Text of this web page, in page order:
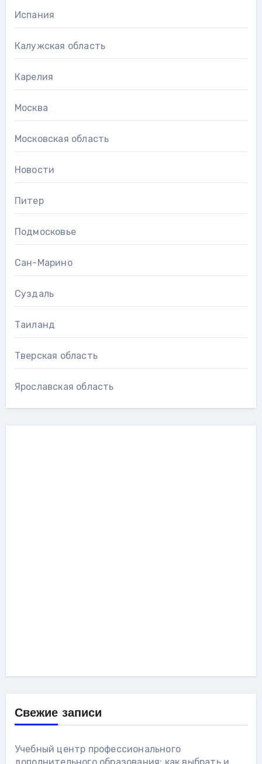
Испания
Калужская область
Карелия
Москва
Московская область
Новости
Питер
Подмосковье
Сан-Марино
Суздаль
Таиланд
Тверская область
Ярославская область
Свежие записи
Учебный центр профессионального
дополнительного образования: как выбрать и